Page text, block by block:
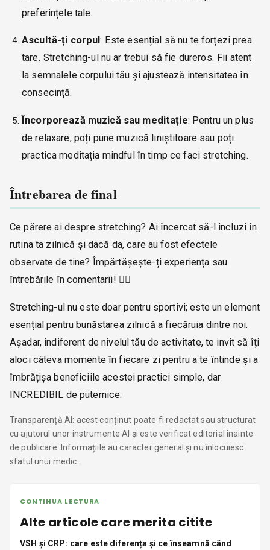
preferințele tale.
Ascultă-ți corpul: Este esențial să nu te forțezi prea
tare. Stretching-ul nu ar trebui să fie dureros. Fii atent
la semnalele corpului tău și ajustează intensitatea în
consecință.
Încorporează muzică sau meditație: Pentru un plus
de relaxare, poți pune muzică liniștitoare sau poți
practica meditația mindful în timp ce faci stretching.
Întrebarea de final
Ce părere ai despre stretching? Ai încercat să-l incluzi în
rutina ta zilnică și dacă da, care au fost efectele
observate de tine? Împărtășește-ți experiența sau
întrebările în comentarii! 🧘‍♂️
Stretching-ul nu este doar pentru sportivi; este un element
esențial pentru bunăstarea zilnică a fiecăruia dintre noi.
Așadar, indiferent de nivelul tău de activitate, te invit să îți
aloci câteva momente în fiecare zi pentru a te întinde și a
îmbrățișa beneficiile acestei practici simple, dar
INCREDIBIL de puternice.
Transparență AI: acest conținut poate fi redactat sau structurat
cu ajutorul unor instrumente AI și este verificat editorial înainte
de publicare. Informațiile au caracter general și nu înlocuiesc
sfatul unui medic.
CONTINUA LECTURA
Alte articole care merita citite
VSH și CRP: care este diferența și ce înseamnă când